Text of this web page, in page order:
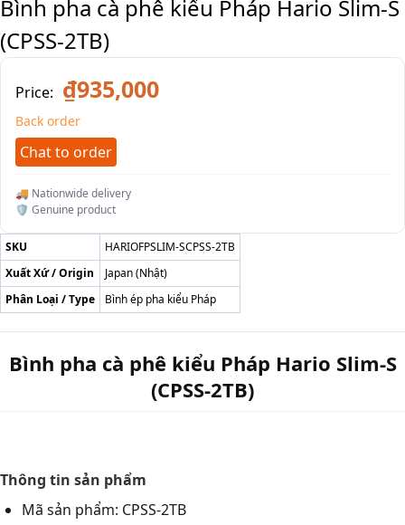
Bình pha cà phê kiểu Pháp Hario Slim-S
(CPSS-2TB)
Price: ₫935,000
Back order
Chat to order
🚚 Nationwide delivery
🛡️ Genuine product
SKU
HARIOFPSLIM-SCPSS-2TB
Xuất Xứ / Origin
Japan (Nhật)
Phân Loại / Type
Bình ép pha kiểu Pháp
Bình pha cà phê kiểu Pháp Hario Slim-S
(CPSS-2TB)
Thông tin sản phẩm
Mã sản phẩm: CPSS-2TB